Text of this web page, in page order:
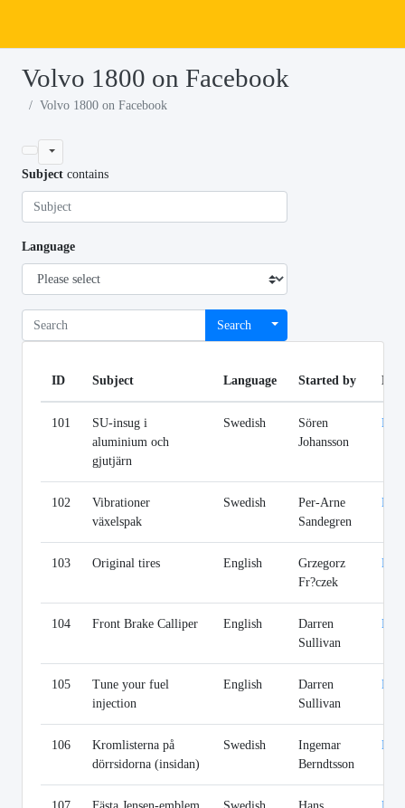
Volvo 1800 on Facebook
Volvo 1800 on Facebook
Subject contains
Language
Search
ID Subject Language Started by
101
SU-insug i
aluminium och
gjutjärn
Swedish
Sören
Johansson
Link
102
Vibrationer
växelspak
Swedish
Per-Arne
Sandegren
Link
103 Original tires English
Grzegorz
Fr?czek
Link
104 Front Brake Calliper English
Darren
Sullivan
Link
105
Tune your fuel
injection
English
Darren
Sullivan
Link
106
Kromlisterna på
dörrsidorna (insidan)
Swedish
Ingemar
Berndtsson
Link